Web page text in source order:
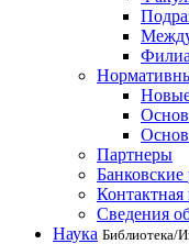
Партнеры
Сведения
Наука Библиотека/